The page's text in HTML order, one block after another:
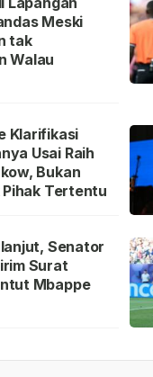
Meski
tak
Walau
Klarifikasi
Usai Raih
Bukan
Tertentu
Senator
Surat
Mbappe